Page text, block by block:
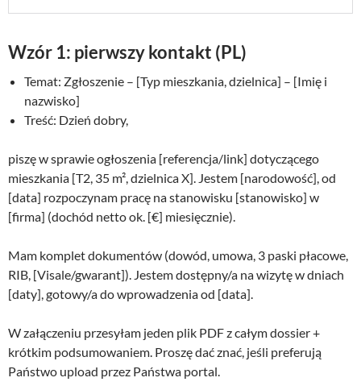
Wzór 1: pierwszy kontakt (PL)
Temat: Zgłoszenie – [Typ mieszkania, dzielnica] – [Imię i
nazwisko]
Treść: Dzień dobry,
piszę w sprawie ogłoszenia [referencja/link] dotyczącego
mieszkania [T2, 35 m², dzielnica X]. Jestem [narodowość], od
[data] rozpoczynam pracę na stanowisku [stanowisko] w
[firma] (dochód netto ok. [€] miesięcznie).
Mam komplet dokumentów (dowód, umowa, 3 paski płacowe,
RIB, [Visale/gwarant]). Jestem dostępny/a na wizytę w dniach
[daty], gotowy/a do wprowadzenia od [data].
W załączeniu przesyłam jeden plik PDF z całym dossier +
krótkim podsumowaniem. Proszę dać znać, jeśli preferują
Państwo upload przez Państwa portal.